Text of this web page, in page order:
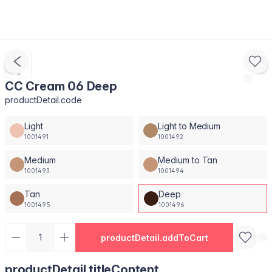
CC Cream 06 Deep
productDetail.code
Light
1001491
Light to Medium
1001492
Medium
1001493
Medium to Tan
1001494
Tan
1001495
Deep
1001496
productDetail.addToCart